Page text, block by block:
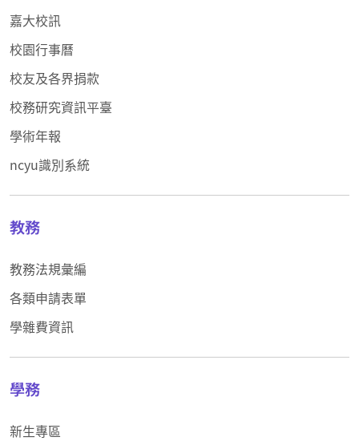
嘉大校訊
校園行事曆
校友及各界捐款
校務研究資訊平臺
學術年報
ncyu識別系統
教務
教務法規彙編
各類申請表單
學雜費資訊
學務
新生專區